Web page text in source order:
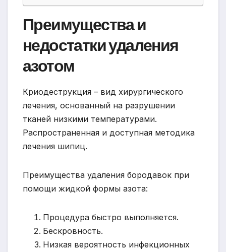
Преимущества и
недостатки удаления
азотом
Криодеструкция – вид хирургического
лечения, основанный на разрушении
тканей низкими температурами.
Распространенная и доступная методика
лечения шипиц.
Преимущества удаления бородавок при
помощи жидкой формы азота:
Процедура быстро выполняется.
Бескровность.
Низкая вероятность инфекционных